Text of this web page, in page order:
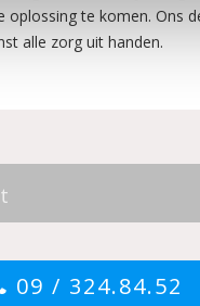
te komen. Ons
alle zorg uit handen.
09 / 324.84.52